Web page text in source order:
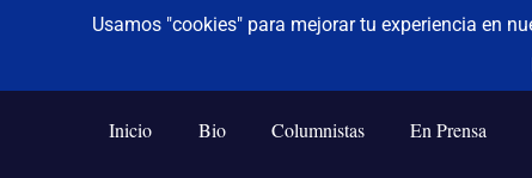
De todo un poco
Frases,
Humor,
Inicio Bio Columnistas En Prensa